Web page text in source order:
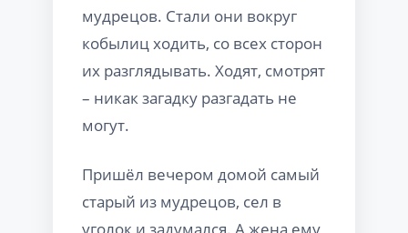
мудрецов. Стали они вокруг
кобылиц ходить, со всех сторон
их разглядывать. Ходят, смотрят
– никак загадку разгадать не
могут.
Пришёл вечером домой самый
старый из мудрецов, сел в
уголок и задумался. А жена ему